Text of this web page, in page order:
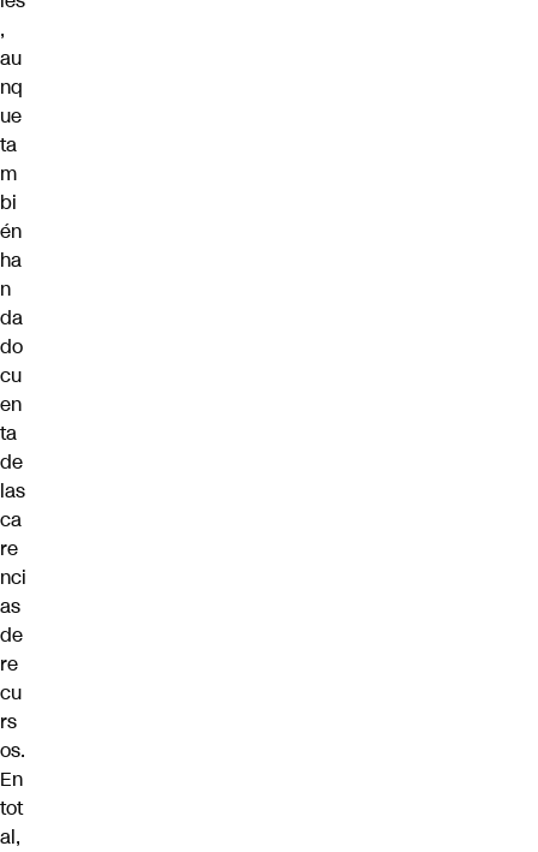
,
au
nq
ue
ta
m
bi
én
ha
n
da
do
cu
en
ta
de
las
ca
re
nci
as
de
re
cu
rs
os.
En
tot
al,